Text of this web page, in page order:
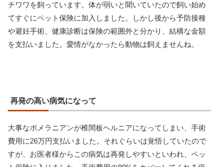
チワワを飼っています。体が弱いと聞いていたので飼い始め
てすぐにペット保険に加入しました。しかし後から予防接種
や避妊手術、健康診断は保険の範囲外と分かり、結構な金額
を支払いました。愛情がなかったら動物は飼えませんね。
再発の高い病気になって
大事なポメラニアンが椎間板ヘルニアになってしまい、手術
費用に26万円支払いました。それぐらいは覚悟していたので
すが、お医者様からこの病気は再発しやすいといわれ、ペッ